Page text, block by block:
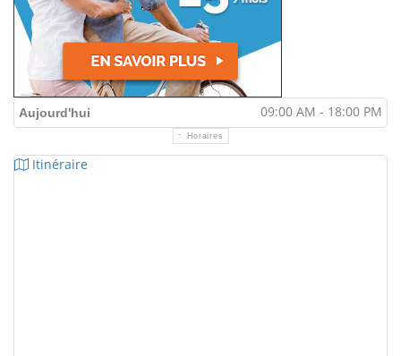
Aujourd'hui 09:00 AM - 18:00 PM
Horaires
Itinéraire